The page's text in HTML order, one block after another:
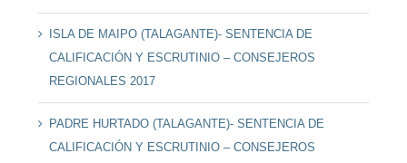
ISLA DE MAIPO (TALAGANTE)- SENTENCIA DE
CALIFICACIÓN Y ESCRUTINIO – CONSEJEROS
REGIONALES 2017
PADRE HURTADO (TALAGANTE)- SENTENCIA DE
CALIFICACIÓN Y ESCRUTINIO – CONSEJEROS